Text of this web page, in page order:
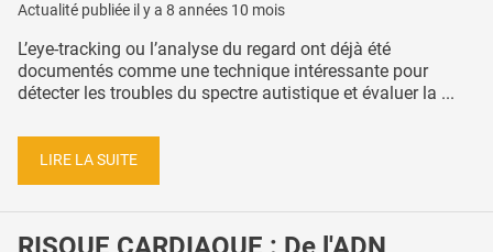
Actualité publiée il y a 8 années 10 mois
L’eye-tracking ou l’analyse du regard ont déjà été
documentés comme une technique intéressante pour
détecter les troubles du spectre autistique et évaluer la ...
LIRE LA SUITE